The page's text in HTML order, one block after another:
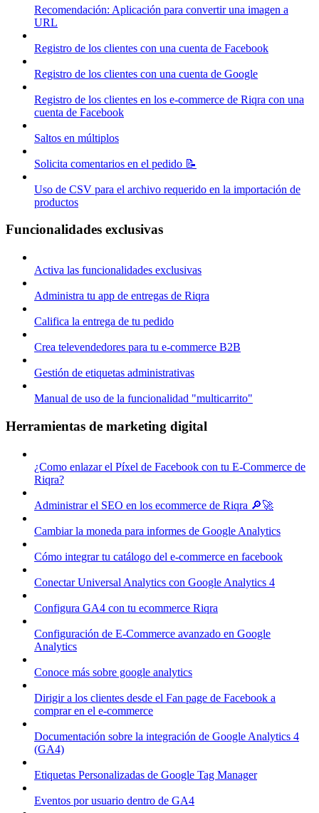
Recomendación: Aplicación para convertir una imagen a
URL
Registro de los clientes con una cuenta de Facebook
Registro de los clientes con una cuenta de Google
Registro de los clientes en los e-commerce de Riqra con una
cuenta de Facebook
Saltos en múltiplos
Solicita comentarios en el pedido 📝
Uso de CSV para el archivo requerido en la importación de
productos
Funcionalidades exclusivas
Activa las funcionalidades exclusivas
Administra tu app de entregas de Riqra
Califica la entrega de tu pedido
Crea televendedores para tu e-commerce B2B
Gestión de etiquetas administrativas
Manual de uso de la funcionalidad "multicarrito"
Herramientas de marketing digital
¿Como enlazar el Píxel de Facebook con tu E-Commerce de
Riqra?
Administrar el SEO en los ecommerce de Riqra 🔎🚀
Cambiar la moneda para informes de Google Analytics
Cómo integrar tu catálogo del e-commerce en facebook
Conectar Universal Analytics con Google Analytics 4
Configura GA4 con tu ecommerce Riqra
Configuración de E-Commerce avanzado en Google
Analytics
Conoce más sobre google analytics
Dirigir a los clientes desde el Fan page de Facebook a
comprar en el e-commerce
Documentación sobre la integración de Google Analytics 4
(GA4)
Etiquetas Personalizadas de Google Tag Manager
Eventos por usuario dentro de GA4